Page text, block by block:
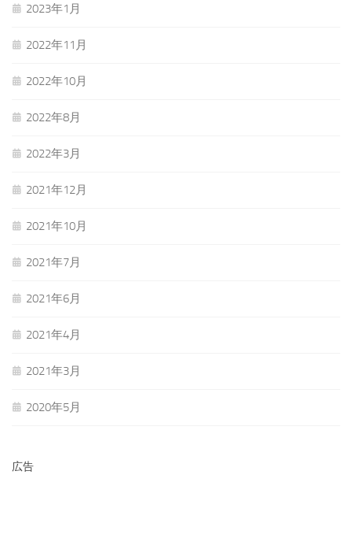
2023年1月
2022年11月
2022年10月
2022年8月
2022年3月
2021年12月
2021年10月
2021年7月
2021年6月
2021年4月
2021年3月
2020年5月
広告